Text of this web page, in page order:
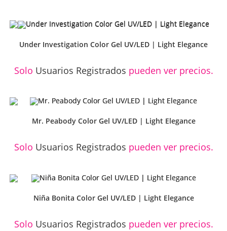
Under Investigation Color Gel UV/LED | Light Elegance
Solo Usuarios Registrados pueden ver precios.
Mr. Peabody Color Gel UV/LED | Light Elegance
Solo Usuarios Registrados pueden ver precios.
Niña Bonita Color Gel UV/LED | Light Elegance
Solo Usuarios Registrados pueden ver precios.